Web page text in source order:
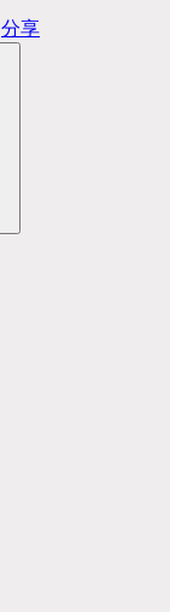
分享